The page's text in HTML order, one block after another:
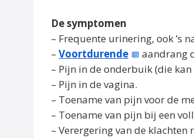
De symptomen
– Frequente urinering, ook ’s
– Voortdurende
aandrang
– Pijn in de onderbuik (die
– Pijn in de vagina.
– Toename van pijn voor de
– Toename van pijn bij een
– Verergering van de klachten